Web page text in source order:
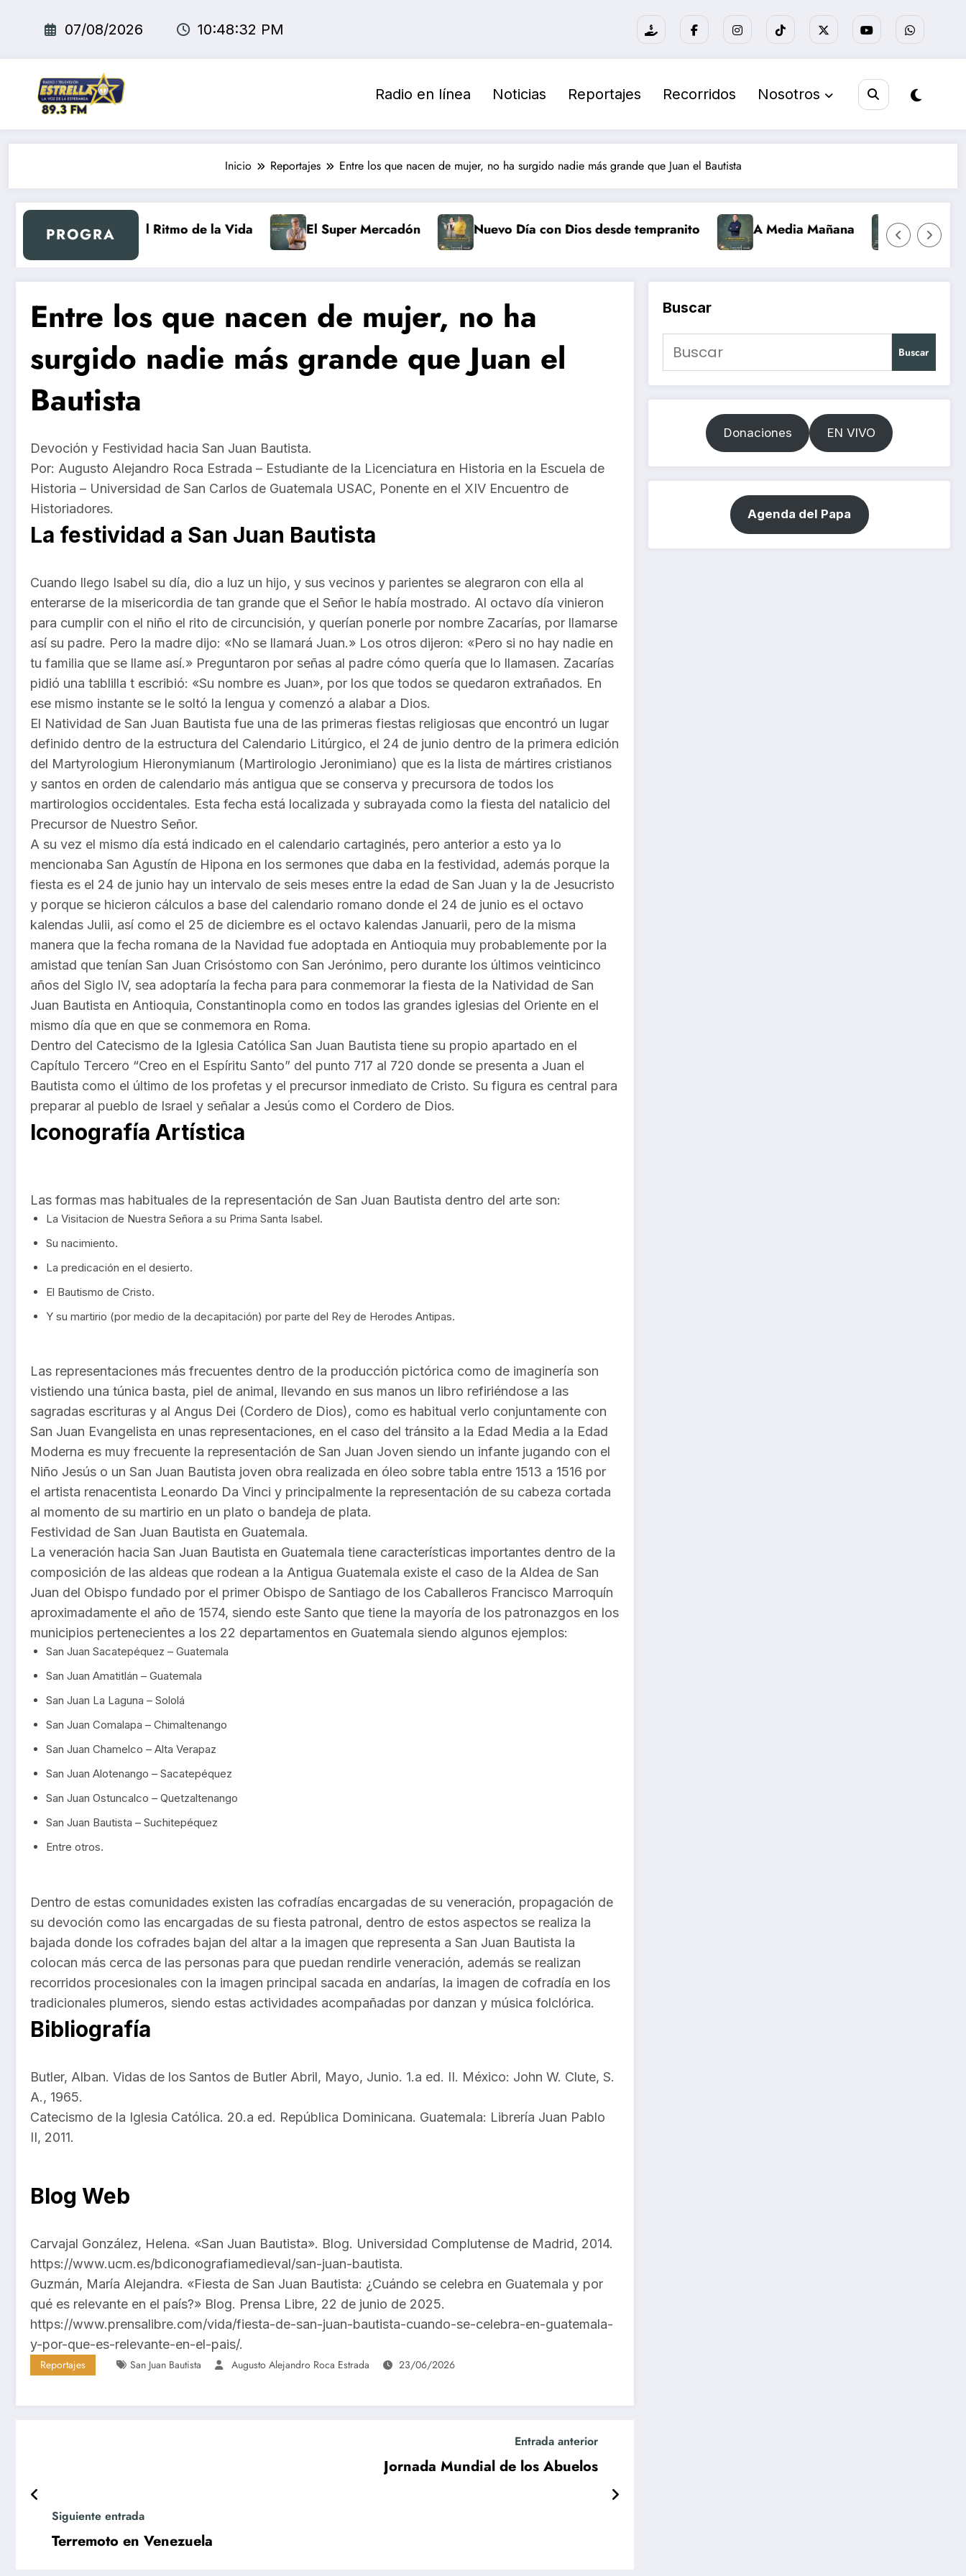
07/08/2026 10:48:33 PM
Radio en línea Noticias Reportajes Recorridos Nosotros
Inicio Reportajes Entre los que nacen de mujer, no ha surgido nadie más grande que Juan el Bautista
PROGRA
Al Ritmo de la Vida El Super Mercadón Nuevo Día con Dios desde tempranito A Media Mañana Nuevo día Retro
Entre los que nacen de mujer, no ha
surgido nadie más grande que Juan el
Bautista
Devoción y Festividad hacia San Juan Bautista.
Por: Augusto Alejandro Roca Estrada – Estudiante de la Licenciatura en Historia en la Escuela de
Historia – Universidad de San Carlos de Guatemala USAC, Ponente en el XIV Encuentro de
Historiadores.
La festividad a San Juan Bautista
Cuando llego Isabel su día, dio a luz un hijo, y sus vecinos y parientes se alegraron con ella al
enterarse de la misericordia de tan grande que el Señor le había mostrado. Al octavo día vinieron
para cumplir con el niño el rito de circuncisión, y querían ponerle por nombre Zacarías, por llamarse
así su padre. Pero la madre dijo: «No se llamará Juan.» Los otros dijeron: «Pero si no hay nadie en
tu familia que se llame así.» Preguntaron por señas al padre cómo quería que lo llamasen. Zacarías
pidió una tablilla t escribió: «Su nombre es Juan», por los que todos se quedaron extrañados. En
ese mismo instante se le soltó la lengua y comenzó a alabar a Dios.
El Natividad de San Juan Bautista fue una de las primeras fiestas religiosas que encontró un lugar
definido dentro de la estructura del Calendario Litúrgico, el 24 de junio dentro de la primera edición
del Martyrologium Hieronymianum (Martirologio Jeronimiano) que es la lista de mártires cristianos
y santos en orden de calendario más antigua que se conserva y precursora de todos los
martirologios occidentales. Esta fecha está localizada y subrayada como la fiesta del natalicio del
Precursor de Nuestro Señor.
A su vez el mismo día está indicado en el calendario cartaginés, pero anterior a esto ya lo
mencionaba San Agustín de Hipona en los sermones que daba en la festividad, además porque la
fiesta es el 24 de junio hay un intervalo de seis meses entre la edad de San Juan y la de Jesucristo
y porque se hicieron cálculos a base del calendario romano donde el 24 de junio es el octavo
kalendas Julii, así como el 25 de diciembre es el octavo kalendas Januarii, pero de la misma
manera que la fecha romana de la Navidad fue adoptada en Antioquia muy probablemente por la
amistad que tenían San Juan Crisóstomo con San Jerónimo, pero durante los últimos veinticinco
años del Siglo IV, sea adoptaría la fecha para para conmemorar la fiesta de la Natividad de San
Juan Bautista en Antioquia, Constantinopla como en todos las grandes iglesias del Oriente en el
mismo día que en que se conmemora en Roma.
Dentro del Catecismo de la Iglesia Católica San Juan Bautista tiene su propio apartado en el
Capítulo Tercero “Creo en el Espíritu Santo” del punto 717 al 720 donde se presenta a Juan el
Bautista como el último de los profetas y el precursor inmediato de Cristo. Su figura es central para
preparar al pueblo de Israel y señalar a Jesús como el Cordero de Dios.
Iconografía Artística
Las formas mas habituales de la representación de San Juan Bautista dentro del arte son:
La Visitacion de Nuestra Señora a su Prima Santa Isabel.
Su nacimiento.
La predicación en el desierto.
El Bautismo de Cristo.
Y su martirio (por medio de la decapitación) por parte del Rey de Herodes Antipas.
Las representaciones más frecuentes dentro de la producción pictórica como de imaginería son
vistiendo una túnica basta, piel de animal, llevando en sus manos un libro refiriéndose a las
sagradas escrituras y al Angus Dei (Cordero de Dios), como es habitual verlo conjuntamente con
San Juan Evangelista en unas representaciones, en el caso del tránsito a la Edad Media a la Edad
Moderna es muy frecuente la representación de San Juan Joven siendo un infante jugando con el
Niño Jesús o un San Juan Bautista joven obra realizada en óleo sobre tabla entre 1513 a 1516 por
el artista renacentista Leonardo Da Vinci y principalmente la representación de su cabeza cortada
al momento de su martirio en un plato o bandeja de plata.
Festividad de San Juan Bautista en Guatemala.
La veneración hacia San Juan Bautista en Guatemala tiene características importantes dentro de la
composición de las aldeas que rodean a la Antigua Guatemala existe el caso de la Aldea de San
Juan del Obispo fundado por el primer Obispo de Santiago de los Caballeros Francisco Marroquín
aproximadamente el año de 1574, siendo este Santo que tiene la mayoría de los patronazgos en los
municipios pertenecientes a los 22 departamentos en Guatemala siendo algunos ejemplos:
San Juan Sacatepéquez – Guatemala
San Juan Amatitlán – Guatemala
San Juan La Laguna – Sololá
San Juan Comalapa – Chimaltenango
San Juan Chamelco – Alta Verapaz
San Juan Alotenango – Sacatepéquez
San Juan Ostuncalco – Quetzaltenango
San Juan Bautista – Suchitepéquez
Entre otros.
Dentro de estas comunidades existen las cofradías encargadas de su veneración, propagación de
su devoción como las encargadas de su fiesta patronal, dentro de estos aspectos se realiza la
bajada donde los cofrades bajan del altar a la imagen que representa a San Juan Bautista la
colocan más cerca de las personas para que puedan rendirle veneración, además se realizan
recorridos procesionales con la imagen principal sacada en andarías, la imagen de cofradía en los
tradicionales plumeros, siendo estas actividades acompañadas por danzan y música folclórica.
Bibliografía
Butler, Alban. Vidas de los Santos de Butler Abril, Mayo, Junio. 1.a ed. II. México: John W. Clute, S.
A., 1965.
Catecismo de la Iglesia Católica. 20.a ed. República Dominicana. Guatemala: Librería Juan Pablo
II, 2011.
Blog Web
Carvajal González, Helena. «San Juan Bautista». Blog. Universidad Complutense de Madrid, 2014.
https://www.ucm.es/bdiconografiamedieval/san-juan-bautista.
Guzmán, María Alejandra. «Fiesta de San Juan Bautista: ¿Cuándo se celebra en Guatemala y por
qué es relevante en el país?» Blog. Prensa Libre, 22 de junio de 2025.
https://www.prensalibre.com/vida/fiesta-de-san-juan-bautista-cuando-se-celebra-en-guatemala-
y-por-que-es-relevante-en-el-pais/.
Reportajes San Juan Bautista Augusto Alejandro Roca Estrada 23/06/2026
Entrada anterior
Jornada Mundial de los Abuelos
Siguiente entrada
Terremoto en Venezuela
Buscar
Buscar
Donaciones EN VIVO
Agenda del Papa